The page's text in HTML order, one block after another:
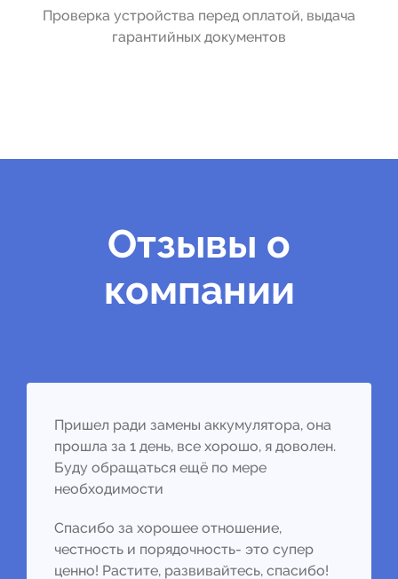
Проверка устройства перед оплатой, выдача
гарантийных документов
Отзывы о
компании
Пришел ради замены аккумулятора, она
прошла за 1 день, все хорошо, я доволен.
Буду обращаться ещё по мере
необходимости
Спасибо за хорошее отношение,
честность и порядочность- это супер
ценно! Растите, развивайтесь, спасибо!